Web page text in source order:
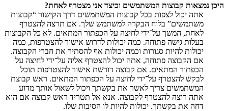
היכן נמצאות קבוצות המשתמשים וכיצד אני מצטרף לאחת?
אתה יכול לצפות בכל קבוצות המשתמשים דרך הקישור “קבוצות
משתמשים” בלוח הבקרה למשתמש שלך. אם תרצה להצטרף
לאחת, המשך על־ידי לחיצה על הכפתור המתאים. לא כל הקבוצות
בעלות גישה פתוחה. כמה יכולות לדרוש אישור להצטרפות, כמה
יכולות להיות סגורות וכמה יכולות אף להסתיר את חברי הקבוצה.
אם הקבוצה פתוחה, אתה יכול להצטרף אליה על־ידי לחיצה על
הכפתור המתאים. אם קבוצה דורשת אישור להצטרפות תוכל
לבקש להצטרף על־ידי לחיצה על הכפתור המתאים. ראש קבוצת
המשתמשים צריך לאשר את בקשתך ויכול לשאול אותך מדוע
אתה רוצה להצטרף לקבוצה. אנא אל תטריד ראש קבוצה אם הוא
דחה את בקשתך. יכולות להיות לו הסיבות שלו.